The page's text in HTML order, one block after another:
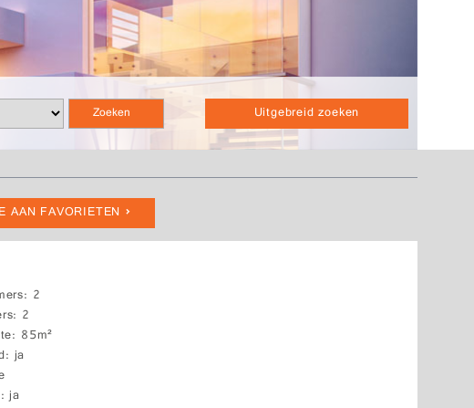
Uitgebreid zoeken
AAN FAVORIETEN
2
2
85m²
ja
ja